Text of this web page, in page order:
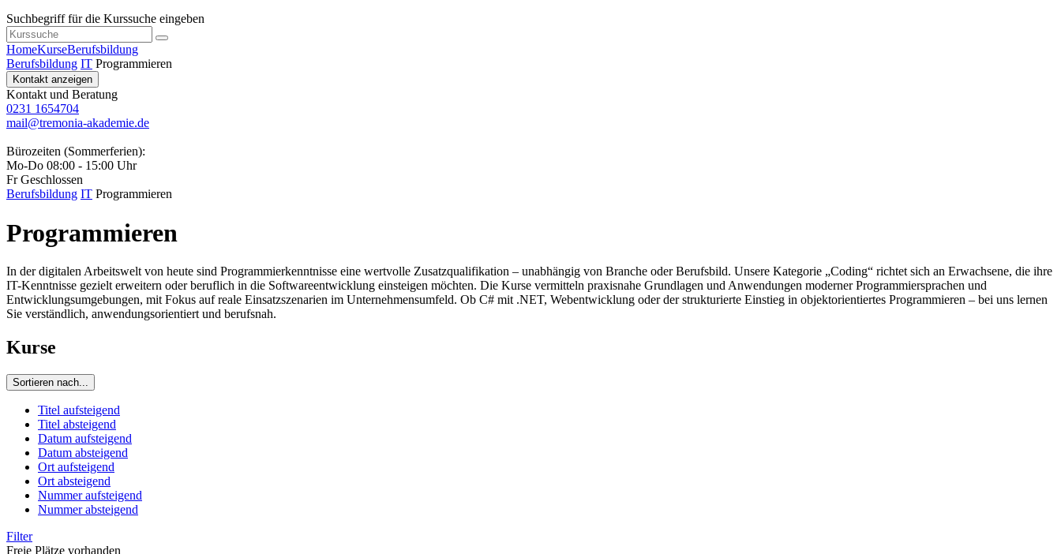
Suchbegriff für die Kurssuche eingeben
HomeKurseBerufsbildung
Berufsbildung IT Programmieren
Kontakt anzeigen
Kontakt und Beratung
0231 1654704
mail@tremonia-akademie.de
Bürozeiten (Sommerferien):
Mo-Do 08:00 - 15:00 Uhr
Fr Geschlossen
Berufsbildung IT Programmieren
Programmieren
In der digitalen Arbeitswelt von heute sind Programmierkenntnisse eine wertvolle Zusatzqualifikation – unabhängig von Branche oder Berufsbild. Unsere Kategorie „Coding“ richtet sich an Erwachsene, die ihre
IT-Kenntnisse gezielt erweitern oder beruflich in die Softwareentwicklung einsteigen möchten. Die Kurse vermitteln praxisnahe Grundlagen und Anwendungen moderner Programmiersprachen und
Entwicklungsumgebungen, mit Fokus auf reale Einsatzszenarien im Unternehmensumfeld. Ob C# mit .NET, Webentwicklung oder der strukturierte Einstieg in objektorientiertes Programmieren – bei uns lernen
Sie verständlich, anwendungsorientiert und berufsnah.
Kurse
Sortieren nach...
Titel aufsteigend
Titel absteigend
Datum aufsteigend
Datum absteigend
Ort aufsteigend
Ort absteigend
Nummer aufsteigend
Nummer absteigend
Filter
Freie Plätze vorhanden